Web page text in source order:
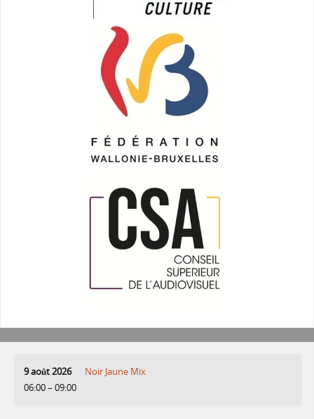
9 août 2026
06:00– 09:00
Noir Jaune Mix